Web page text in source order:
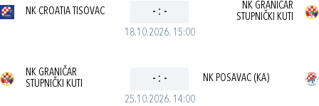
18.10.2026. 15:00
NK CROATIA TISOVAC - : -
NK GRANIČAR
STUPNIČKI KUTI
25.10.2026. 14:00
NK GRANIČAR
STUPNIČKI KUTI
- : - NK POSAVAC (KA)